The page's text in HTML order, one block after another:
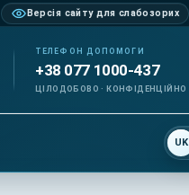
Версія сайту для слабозорих
ТЕЛЕФОН ДОПОМОГИ
+38 077 1000-437
ЦІЛОДОБОВО · КОНФІДЕНЦІЙНО
UK